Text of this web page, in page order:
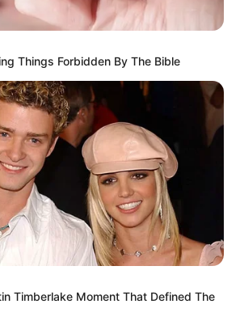
Things Forbidden By The Bible
Timberlake Moment That Defined The